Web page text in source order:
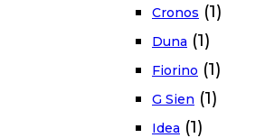
Cronos (1)
Duna (1)
Fiorino (1)
G Sien (1)
Idea (1)